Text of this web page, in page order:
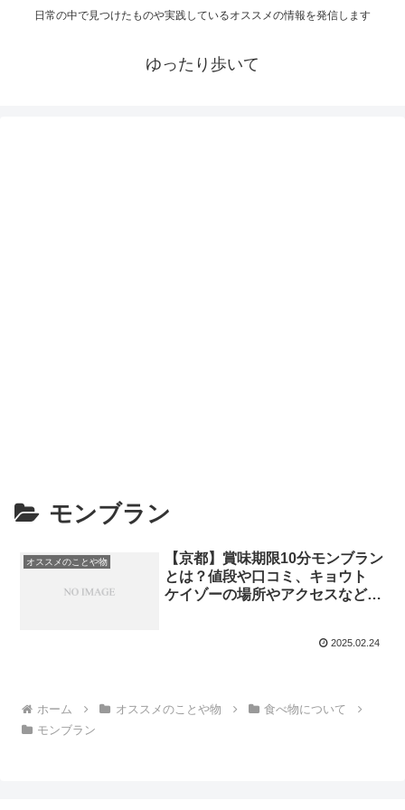
日常の中で見つけたものや実践しているオススメの情報を発信します
ゆったり歩いて
モンブラン
オススメのことや物
【京都】賞味期限10分モンブラン
とは？値段や口コミ、キョウト
ケイゾーの場所やアクセスなどリ
2025.02.24
ホーム オススメのことや物
食べ物について
モンブラン